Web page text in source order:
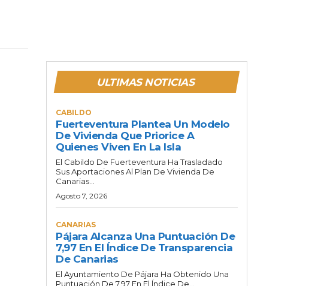
ULTIMAS NOTICIAS
CABILDO
Fuerteventura Plantea Un Modelo
De Vivienda Que Priorice A
Quienes Viven En La Isla
El Cabildo De Fuerteventura Ha Trasladado
Sus Aportaciones Al Plan De Vivienda De
Canarias...
Agosto 7, 2026
CANARIAS
Pájara Alcanza Una Puntuación De
7,97 En El Índice De Transparencia
De Canarias
El Ayuntamiento De Pájara Ha Obtenido Una
Puntuación De 7,97 En El Índice De...